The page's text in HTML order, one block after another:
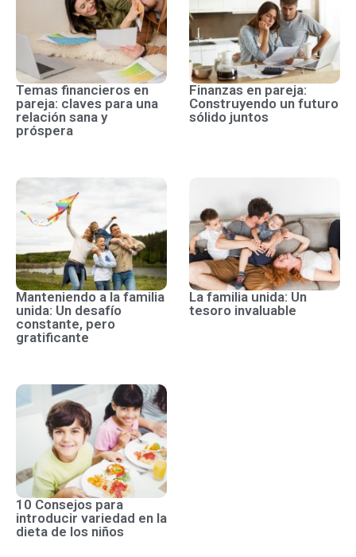
Temas financieros en
pareja: claves para una
relación sana y
próspera
Finanzas en pareja:
Construyendo un futuro
sólido juntos
Manteniendo a la familia
unida: Un desafío
constante, pero
gratificante
La familia unida: Un
tesoro invaluable
10 Consejos para
introducir variedad en la
dieta de los niños